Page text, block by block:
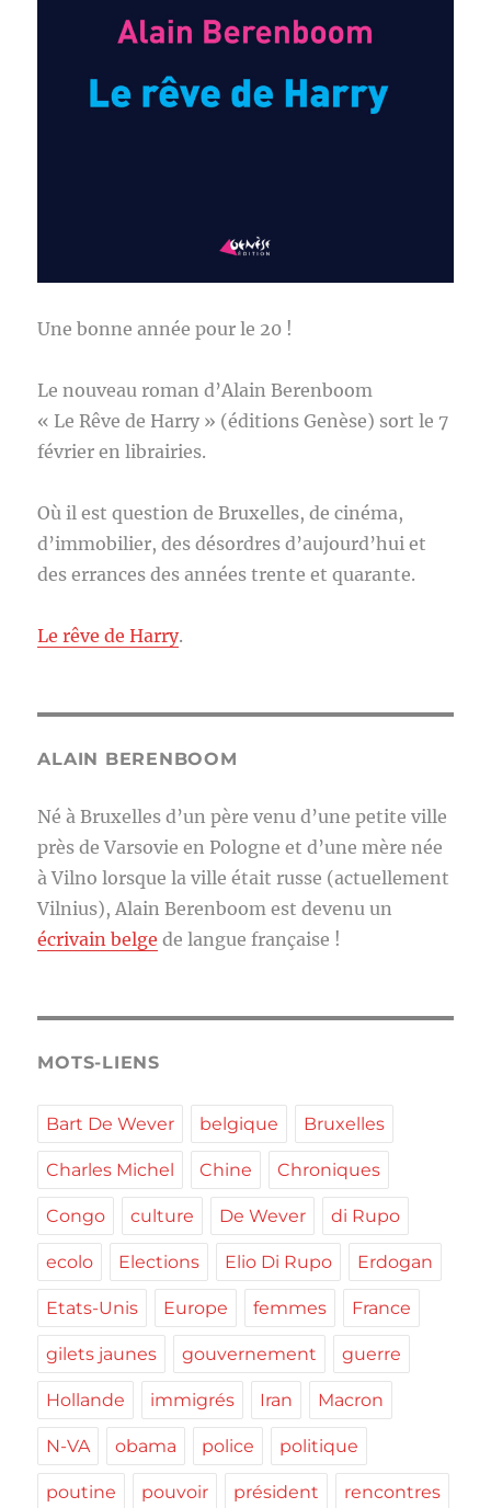
Une bonne année pour le 20 !
Le nouveau roman d’Alain Berenboom
« Le Rêve de Harry » (éditions Genèse) sort le 7
février en librairies.
Où il est question de Bruxelles, de cinéma,
d’immobilier, des désordres d’aujourd’hui et
des errances des années trente et quarante.
Le rêve de Harry.
ALAIN BERENBOOM
Né à Bruxelles d’un père venu d’une petite ville
près de Varsovie en Pologne et d’une mère née
à Vilno lorsque la ville était russe (actuellement
Vilnius), Alain Berenboom est devenu un
écrivain belge de langue française !
MOTS-LIENS
Bart De Wever belgique Bruxelles
Charles Michel Chine Chroniques
Congo culture De Wever di Rupo
ecolo Elections Elio Di Rupo Erdogan
Etats-Unis Europe femmes France
gilets jaunes gouvernement guerre
Hollande immigrés Iran Macron
N-VA obama police politique
poutine pouvoir président rencontres